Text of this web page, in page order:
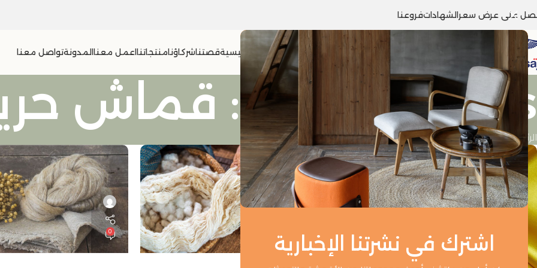
اشترك في نشرتنا الإخبارية
على عرض سعرالشهاداتفروعنا
الرئيسيةقصتناشركاؤنامنتجاتنااعمل معناالمدونةتواصل معنا
Tag Archives: قماش حرير طبيعي
الرئيسية/Posts Tagged "قماش حرير طبيعي"
0